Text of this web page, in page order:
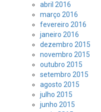
abril 2016
março 2016
fevereiro 2016
janeiro 2016
dezembro 2015
novembro 2015
outubro 2015
setembro 2015
agosto 2015
julho 2015
junho 2015